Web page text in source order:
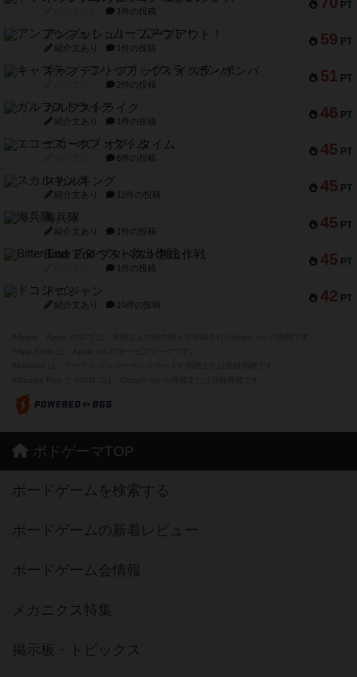
PT
1件の投稿
59 PT
アンブッシュ！：ムーブアウト！
紹介文あり 1件の投稿
51 PT
キャプテン・フリップ：イスラ・ボンバ
2件の投稿
46 PT
ガルフストライク
紹介文あり 1件の投稿
45 PT
エコーズ・オブ・タイム
8件の投稿
45 PT
スカルキング
紹介文あり 12件の投稿
45 PT
海兵隊
紹介文あり 1件の投稿
45 PT
Bitter End ブタペスト救出作戦
1件の投稿
42 PT
ドコジャン
紹介文あり 10件の投稿
ボドゲーマTOP
ボードゲームを検索する
ボードゲームの新着レビュー
ボードゲーム会情報
メカニクス特集
掲示板・トピックス